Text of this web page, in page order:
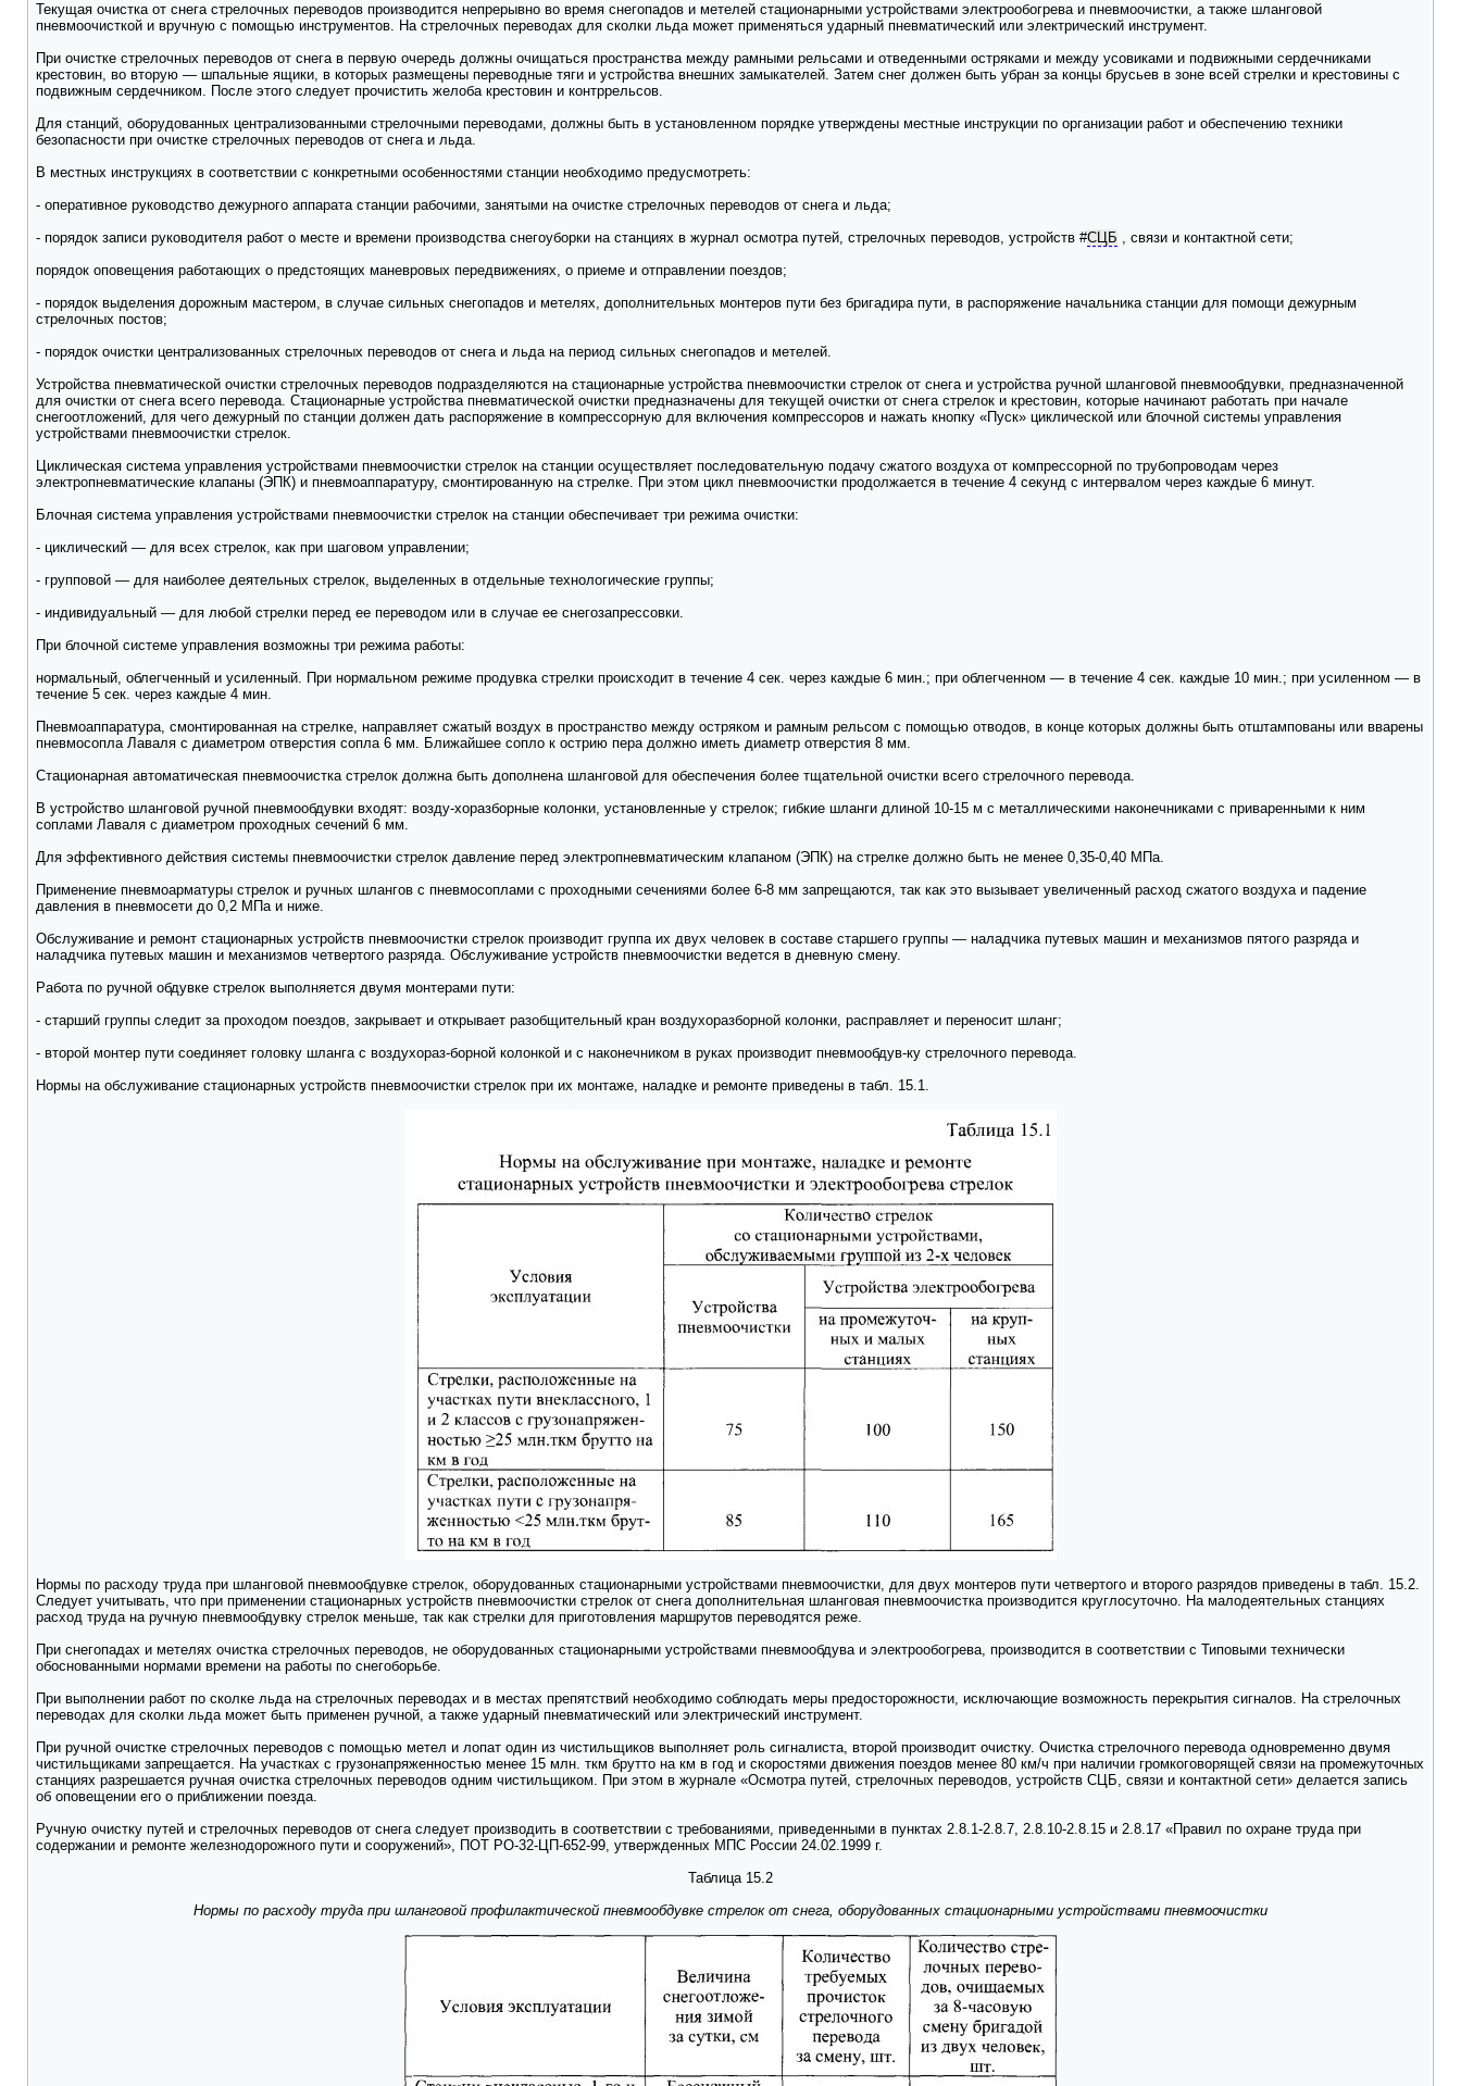
Текущая очистка от снега стрелочных переводов производится непрерывно во время снегопадов и метелей стационарными устройствами электрообогрева и пневмоочистки, а также шланговой
пневмоочисткой и вручную с помощью инструментов. На стрелочных переводах для сколки льда может применяться ударный пневматический или электрический инструмент.
При очистке стрелочных переводов от снега в первую очередь должны очищаться пространства между рамными рельсами и отведенными остряками и между усовиками и подвижными сердечниками
крестовин, во вторую — шпальные ящики, в которых размещены переводные тяги и устройства внешних замыкателей. Затем снег должен быть убран за концы брусьев в зоне всей стрелки и крестовины с
подвижным сердечником. После этого следует прочистить желоба крестовин и контррельсов.
Для станций, оборудованных централизованными стрелочными переводами, должны быть в установленном порядке утверждены местные инструкции по организации работ и обеспечению техники
безопасности при очистке стрелочных переводов от снега и льда.
В местных инструкциях в соответствии с конкретными особенностями станции необходимо предусмотреть:
- оперативное руководство дежурного аппарата станции рабочими, занятыми на очистке стрелочных переводов от снега и льда;
- порядок записи руководителя работ о месте и времени производства снегоуборки на станциях в журнал осмотра путей, стрелочных переводов, устройств #СЦБ , связи и контактной сети;
порядок оповещения работающих о предстоящих маневровых передвижениях, о приеме и отправлении поездов;
- порядок выделения дорожным мастером, в случае сильных снегопадов и метелях, дополнительных монтеров пути без бригадира пути, в распоряжение начальника станции для помощи дежурным
стрелочных постов;
- порядок очистки централизованных стрелочных переводов от снега и льда на период сильных снегопадов и метелей.
Устройства пневматической очистки стрелочных переводов подразделяются на стационарные устройства пневмоочистки стрелок от снега и устройства ручной шланговой пневмообдувки, предназначенной
для очистки от снега всего перевода. Стационарные устройства пневматической очистки предназначены для текущей очистки от снега стрелок и крестовин, которые начинают работать при начале
снегоотложений, для чего дежурный по станции должен дать распоряжение в компрессорную для включения компрессоров и нажать кнопку «Пуск» циклической или блочной системы управления
устройствами пневмоочистки стрелок.
Циклическая система управления устройствами пневмоочистки стрелок на станции осуществляет последовательную подачу сжатого воздуха от компрессорной по трубопроводам через
электропневматические клапаны (ЭПК) и пневмоаппаратуру, смонтированную на стрелке. При этом цикл пневмоочистки продолжается в течение 4 секунд с интервалом через каждые 6 минут.
Блочная система управления устройствами пневмоочистки стрелок на станции обеспечивает три режима очистки:
- циклический — для всех стрелок, как при шаговом управлении;
- групповой — для наиболее деятельных стрелок, выделенных в отдельные технологические группы;
- индивидуальный — для любой стрелки перед ее переводом или в случае ее снегозапрессовки.
При блочной системе управления возможны три режима работы:
нормальный, облегченный и усиленный. При нормальном режиме продувка стрелки происходит в течение 4 сек. через каждые 6 мин.; при облегченном — в течение 4 сек. каждые 10 мин.; при усиленном — в
течение 5 сек. через каждые 4 мин.
Пневмоаппаратура, смонтированная на стрелке, направляет сжатый воздух в пространство между остряком и рамным рельсом с помощью отводов, в конце которых должны быть отштампованы или вварены
пневмосопла Лаваля с диаметром отверстия сопла 6 мм. Ближайшее сопло к острию пера должно иметь диаметр отверстия 8 мм.
Стационарная автоматическая пневмоочистка стрелок должна быть дополнена шланговой для обеспечения более тщательной очистки всего стрелочного перевода.
В устройство шланговой ручной пневмообдувки входят: возду-хоразборные колонки, установленные у стрелок; гибкие шланги длиной 10-15 м с металлическими наконечниками с приваренными к ним
соплами Лаваля с диаметром проходных сечений 6 мм.
Для эффективного действия системы пневмоочистки стрелок давление перед электропневматическим клапаном (ЭПК) на стрелке должно быть не менее 0,35-0,40 МПа.
Применение пневмоарматуры стрелок и ручных шлангов с пневмосоплами с проходными сечениями более 6-8 мм запрещаются, так как это вызывает увеличенный расход сжатого воздуха и падение
давления в пневмосети до 0,2 МПа и ниже.
Обслуживание и ремонт стационарных устройств пневмоочистки стрелок производит группа их двух человек в составе старшего группы — наладчика путевых машин и механизмов пятого разряда и
наладчика путевых машин и механизмов четвертого разряда. Обслуживание устройств пневмоочистки ведется в дневную смену.
Работа по ручной обдувке стрелок выполняется двумя монтерами пути:
- старший группы следит за проходом поездов, закрывает и открывает разобщительный кран воздухоразборной колонки, расправляет и переносит шланг;
- второй монтер пути соединяет головку шланга с воздухораз-борной колонкой и с наконечником в руках производит пневмообдув-ку стрелочного перевода.
Нормы на обслуживание стационарных устройств пневмоочистки стрелок при их монтаже, наладке и ремонте приведены в табл. 15.1.
Нормы по расходу труда при шланговой пневмообдувке стрелок, оборудованных стационарными устройствами пневмоочистки, для двух монтеров пути четвертого и второго разрядов приведены в табл. 15.2.
Следует учитывать, что при применении стационарных устройств пневмоочистки стрелок от снега дополнительная шланговая пневмоочистка производится круглосуточно. На малодеятельных станциях
расход труда на ручную пневмообдувку стрелок меньше, так как стрелки для приготовления маршрутов переводятся реже.
При снегопадах и метелях очистка стрелочных переводов, не оборудованных стационарными устройствами пневмообдува и электрообогрева, производится в соответствии с Типовыми технически
обоснованными нормами времени на работы по снегоборьбе.
При выполнении работ по сколке льда на стрелочных переводах и в местах препятствий необходимо соблюдать меры предосторожности, исключающие возможность перекрытия сигналов. На стрелочных
переводах для сколки льда может быть применен ручной, а также ударный пневматический или электрический инструмент.
При ручной очистке стрелочных переводов с помощью метел и лопат один из чистильщиков выполняет роль сигналиста, второй производит очистку. Очистка стрелочного перевода одновременно двумя
чистильщиками запрещается. На участках с грузонапряженностью менее 15 млн. ткм брутто на км в год и скоростями движения поездов менее 80 км/ч при наличии громкоговорящей связи на промежуточных
станциях разрешается ручная очистка стрелочных переводов одним чистильщиком. При этом в журнале «Осмотра путей, стрелочных переводов, устройств СЦБ, связи и контактной сети» делается запись
об оповещении его о приближении поезда.
Ручную очистку путей и стрелочных переводов от снега следует производить в соответствии с требованиями, приведенными в пунктах 2.8.1-2.8.7, 2.8.10-2.8.15 и 2.8.17 «Правил по охране труда при
содержании и ремонте железнодорожного пути и сооружений», ПОТ РО-32-ЦП-652-99, утвержденных МПС России 24.02.1999 г.
Таблица 15.2
Нормы по расходу труда при шланговой профилактической пневмообдувке стрелок от снега, оборудованных стационарными устройствами пневмоочистки